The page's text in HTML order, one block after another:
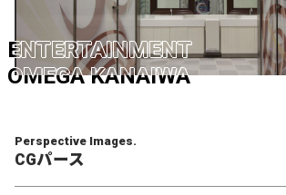
ENTERTAINMENT
OMEGA KANAIWA
Perspective Images.
CGパース